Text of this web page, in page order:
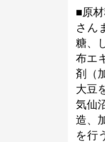
■原
さん
糖、
布エ
剤（
大豆
気仙
造、
を行